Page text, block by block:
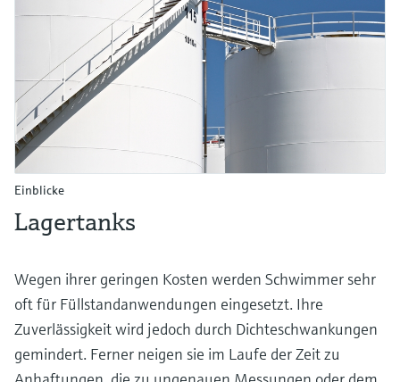
Einblicke
Lagertanks
Wegen ihrer geringen Kosten werden Schwimmer sehr
oft für Füllstandanwendungen eingesetzt. Ihre
Zuverlässigkeit wird jedoch durch Dichteschwankungen
gemindert. Ferner neigen sie im Laufe der Zeit zu